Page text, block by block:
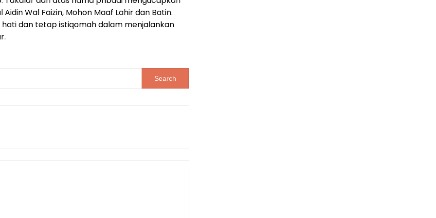
Wal Faizin, Mohon Maaf Lahir dan Batin.
dan tetap istiqomah dalam menjalankan